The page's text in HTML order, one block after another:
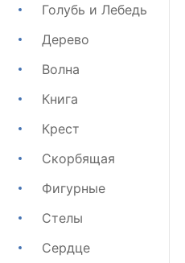
Голубь и Лебедь
Дерево
Волна
Книга
Крест
Скорбящая
Фигурные
Стелы
Сердце